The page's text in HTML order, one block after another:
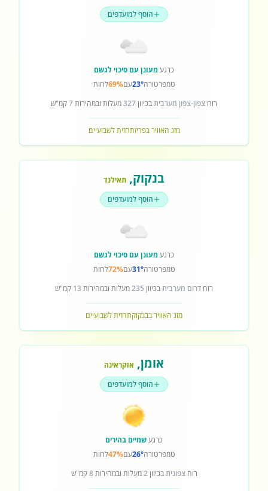
הוסף למועדפים
כרגעמעונן עם סיכוי לגשם
טמפרטורה23°עם69%לחות
רוח צפון-צפון מערביתבכיוון327מעלות ובמהירות7קמ"ש
מזג האוויר בפריזתחזית לשבועיים
בנקוק, תאילנד
הוסף למועדפים
כרגעמעונן עם סיכוי לגשם
טמפרטורה31°עם72%לחות
רוח דרום מערביתבכיוון 235מעלות ובמהירות 13 קמ"ש
מזג האוויר בבנקוקתחזית לשבועיים
אומן, אוקראינה
הוסף למועדפים
כרגעשמיים בהירים
טמפרטורה26°עם47%לחות
רוחצפוניתבכיוון2מעלות ובמהירות8קמ"ש